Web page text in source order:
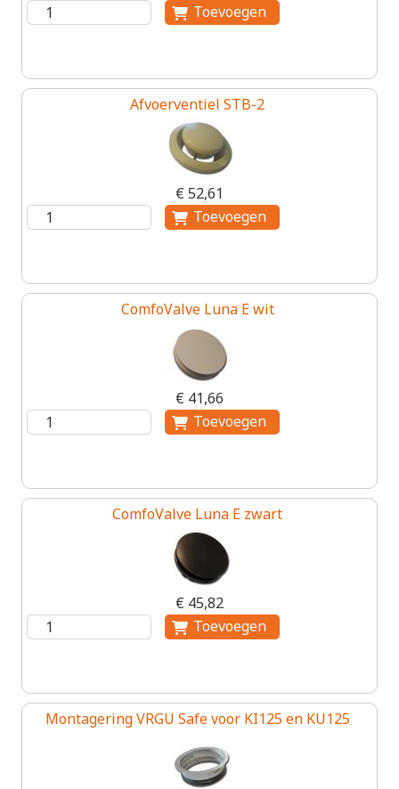
Afvoerventiel STB-2
€ 52,61
ComfoValve Luna E wit
€ 41,66
ComfoValve Luna E zwart
€ 45,82
Montagering VRGU Safe voor KI125 en KU125